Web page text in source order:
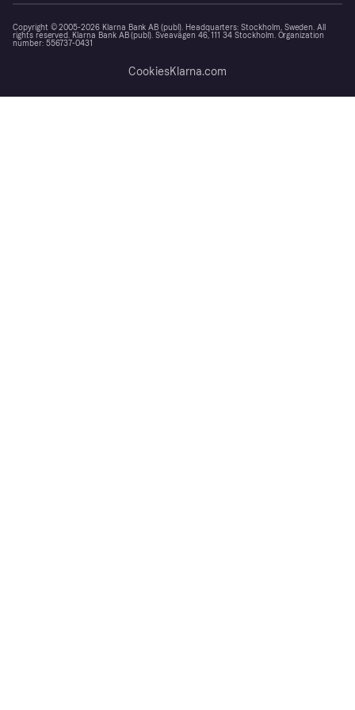
Copyright © 2005-2026 Klarna Bank AB (publ). Headquarters: Stockholm, Sweden. All
rights reserved. Klarna Bank AB (publ). Sveavägen 46, 111 34 Stockholm. Organization
number: 556737-0431
CookiesKlarna.com